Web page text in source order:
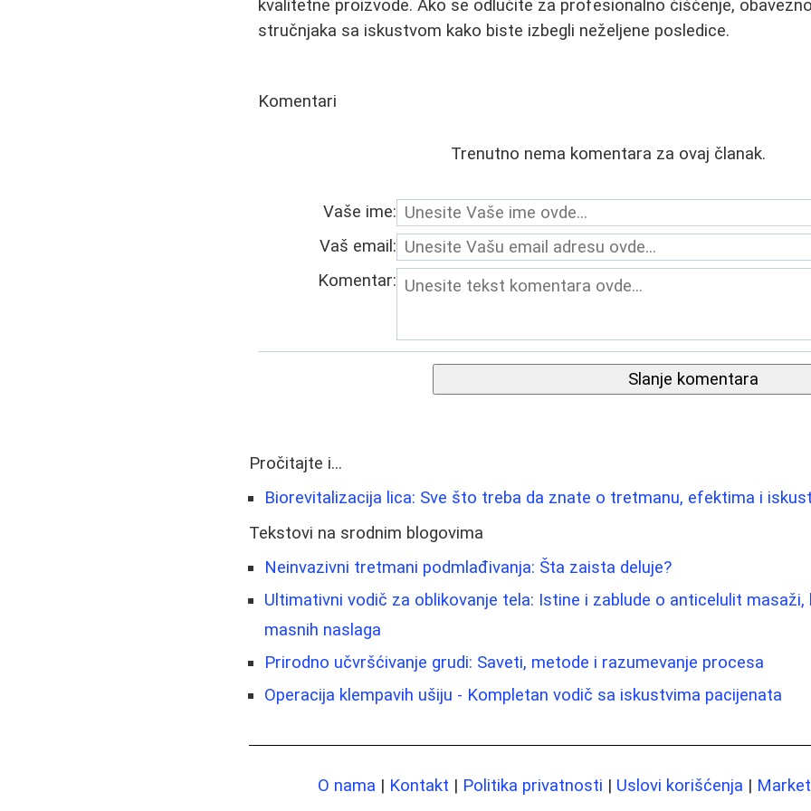
kvalitetne proizvode. Ako se odlučite za profesionalno čišćenje,
stručnjaka sa iskustvom kako biste izbegli neželjene posledice.
Komentari
Trenutno nema komentara za ovaj članak.
Vaše ime:
Vaš email:
Komentar:
Slanje komentara
Pročitajte i...
Biorevitalizacija lica: Sve što treba da znate o tretmanu, efektima i
Tekstovi na srodnim blogovima
Neinvazivni tretmani podmlađivanja: Šta zaista deluje?
Ultimativni vodič za oblikovanje tela: Istine i zablude o anticelulit masaži,
masnih naslaga
Prirodno učvršćivanje grudi: Saveti, metode i razumevanje procesa
Operacija klempavih ušiju - Kompletan vodič sa iskustvima pacijenata
O nama | Kontakt | Politika privatnosti | Uslovi korišćenja |